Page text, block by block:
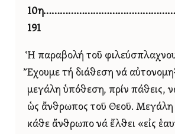
191
Ἡ παραβολή τοῦ
Ἔχουμε τή διάθεση νά
μεγάλη ὑπόθεση, πρίν πάθεις,
ὡς ἄνθρωπος τοῦ Θεοῦ. Μεγάλη
κάθε ἄνθρωπο νά ἔλθει «εἰς